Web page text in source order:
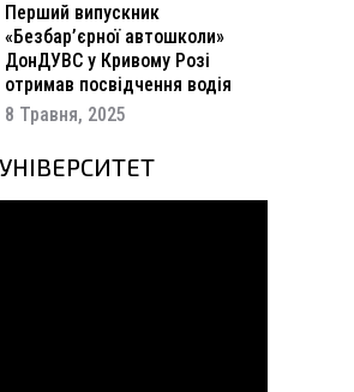
Перший випускник
«Безбар’єрної автошколи»
ДонДУВС у Кривому Розі
отримав посвідчення водія
8 Травня, 2025